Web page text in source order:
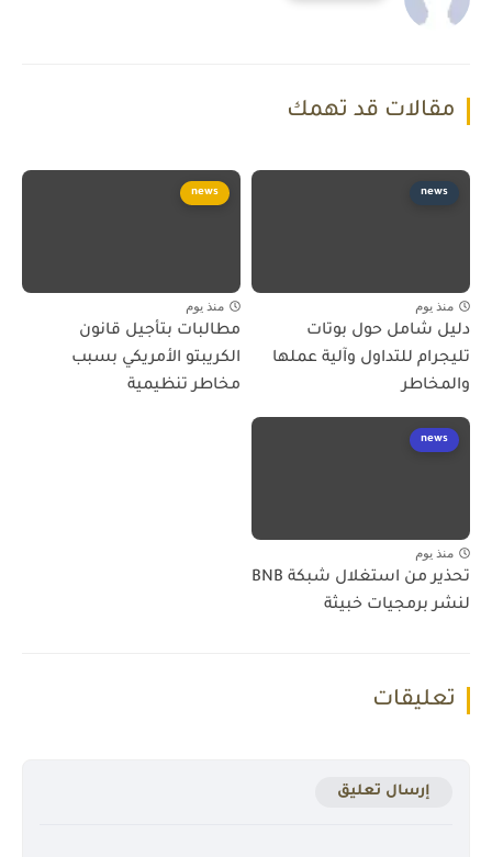
مقالات قد تهمك
news
منذ يوم
دليل شامل حول بوتات
تليجرام للتداول وآلية عملها
والمخاطر
news
منذ يوم
مطالبات بتأجيل قانون
الكريبتو الأمريكي بسبب
مخاطر تنظيمية
news
منذ يوم
تحذير من استغلال شبكة BNB
لنشر برمجيات خبيثة
تعليقات
إرسال تعليق